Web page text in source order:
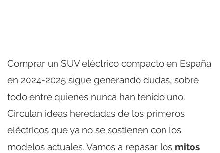
Comprar un SUV eléctrico compacto en España
en 2024-2025 sigue generando dudas, sobre
todo entre quienes nunca han tenido uno.
Circulan ideas heredadas de los primeros
eléctricos que ya no se sostienen con los
modelos actuales. Vamos a repasar los mitos